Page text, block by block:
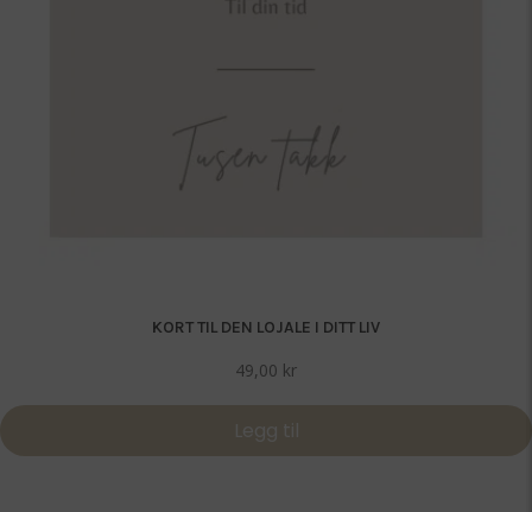
KORT TIL DEN LOJALE I DITT LIV
49,00 kr
Legg til